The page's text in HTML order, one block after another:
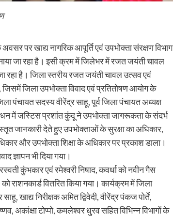
पर खाद्य नागरिक आपूर्ति एवं उपभोक्ता संरक्षण विभाग
जा रहा है। इसी क्रम में जिलेभर में रजत जयंती चावल
रहा है। जिला स्तरीय रजत जयंती चावल उत्सव एवं
जिला उपभोक्ता विवाद एवं प्रतितोषण आयोग के
पंचायत सदस्य वीरेंद्र साहू, पूर्व जिला पंचायत अध्यक्ष
में जस्टिस प्रशांत कुंदू ने उपभोक्ता जागरूकता के संदर्भ
जानकारी देते हुए उपभोक्ताओं के सुरक्षा का अधिकार,
और उपभोक्ता शिक्षा के अधिकार पर प्रकाश डाला।
ज्ञापन भी दिया गया।
कुंभकार एवं रमेश्वरी निषाद, कवर्धा को नवीन गैस
राशनकार्ड वितरित किया गया। कार्यक्रम में जिला
खाद्य निरीक्षक अमित द्विवेदी, वीरेंद्र पंकज पोर्ते,
अकांक्षा टोप्पो, कमलेश्वर धु्रव सहित विभिन्न विभागों के